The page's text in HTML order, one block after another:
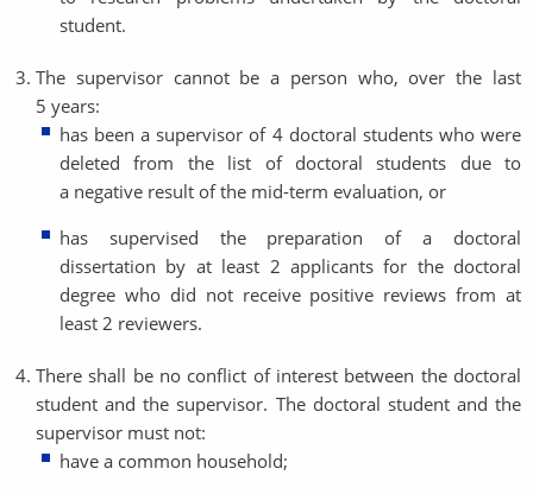
student.
The supervisor cannot be a person who, over the last
5 years:
has been a supervisor of 4 doctoral students who were
deleted from the list of doctoral students due to
a negative result of the mid-term evaluation, or
has supervised the preparation of a doctoral
dissertation by at least 2 applicants for the doctoral
degree who did not receive positive reviews from at
least 2 reviewers.
There shall be no conflict of interest between the doctoral
student and the supervisor. The doctoral student and the
supervisor must not:
have a common household;